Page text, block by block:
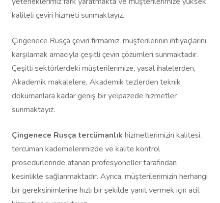
kaliteli çeviri hizmeti sunmaktayız.
Çingenece Rusça çeviri firmamız, müşterilerinin ihtiyaçlarını
karşılamak amacıyla çeşitli çeviri çözümleri sunmaktadır.
Çeşitli sektörlerdeki müşterilerimize, yasal ihalelerden,
Akademik makalelere, Akademik tezlerden teknik
dokümanlara kadar geniş bir yelpazede hizmetler
sunmaktayız.
Çingenece Rusça tercümanlık hizmetlerimizin kalitesi,
tercüman kademelerimizde ve kalite kontrol
prosedürlerinde atanan profesyoneller tarafından
kesinlikle sağlanmaktadır. Ayrıca, müşterilerimizin herhangi
bir gereksinimlerine hızlı bir şekilde yanıt vermek için acil